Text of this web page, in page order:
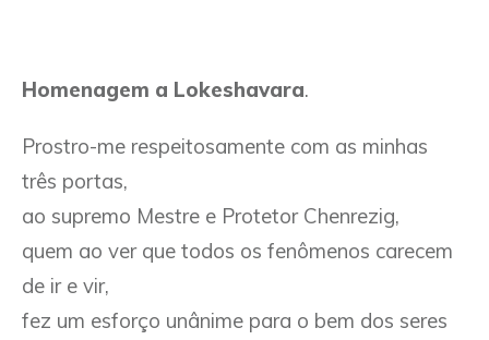
Homenagem a Lokeshavara.
Prostro-me respeitosamente com as minhas
três portas,
ao supremo Mestre e Protetor Chenrezig,
quem ao ver que todos os fenômenos carecem
de ir e vir,
fez um esforço unânime para o bem dos seres